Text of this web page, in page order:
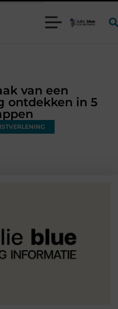
warehouse in Nederland en
van een
ontdekken in 5